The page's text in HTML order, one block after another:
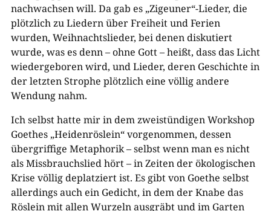
nachwachsen will. Da gab es „Zigeuner“-Lieder, die
plötzlich zu Liedern über Freiheit und Ferien
wurden, Weihnachtslieder, bei denen diskutiert
wurde, was es denn – ohne Gott – heißt, dass das Licht
wiedergeboren wird, und Lieder, deren Geschichte in
der letzten Strophe plötzlich eine völlig andere
Wendung nahm.
Ich selbst hatte mir in dem zweistündigen Workshop
Goethes „Heidenröslein“ vorgenommen, dessen
übergriffige Metaphorik – selbst wenn man es nicht
als Missbrauchslied hört – in Zeiten der ökologischen
Krise völlig deplatziert ist. Es gibt von Goethe selbst
allerdings auch ein Gedicht, in dem der Knabe das
Röslein mit allen Wurzeln ausgräbt und im Garten